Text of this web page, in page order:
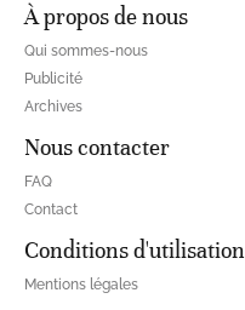
À propos de nous
Qui sommes-nous
Publicité
Archives
Nous contacter
FAQ
Contact
Conditions d'utilisation
Mentions légales